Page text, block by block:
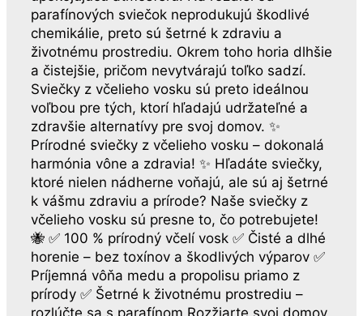
parafínových sviečok neprodukujú škodlivé
chemikálie, preto sú šetrné k zdraviu a
životnému prostrediu. Okrem toho horia dlhšie
a čistejšie, pričom nevytvárajú toľko sadzí.
Sviečky z včelieho vosku sú preto ideálnou
voľbou pre tých, ktorí hľadajú udržateľné a
zdravšie alternatívy pre svoj domov. ✨
Prírodné sviečky z včelieho vosku – dokonalá
harmónia vône a zdravia! ✨ Hľadáte sviečky,
ktoré nielen nádherne voňajú, ale sú aj šetrné
k vášmu zdraviu a prírode? Naše sviečky z
včelieho vosku sú presne to, čo potrebujete!
🐝 ✅ 100 % prírodný včelí vosk ✅ Čisté a dlhé
horenie – bez toxínov a škodlivých výparov ✅
Príjemná vôňa medu a propolisu priamo z
prírody ✅ Šetrné k životnému prostrediu –
rozlúčte sa s parafínom Rozžiarte svoj domov